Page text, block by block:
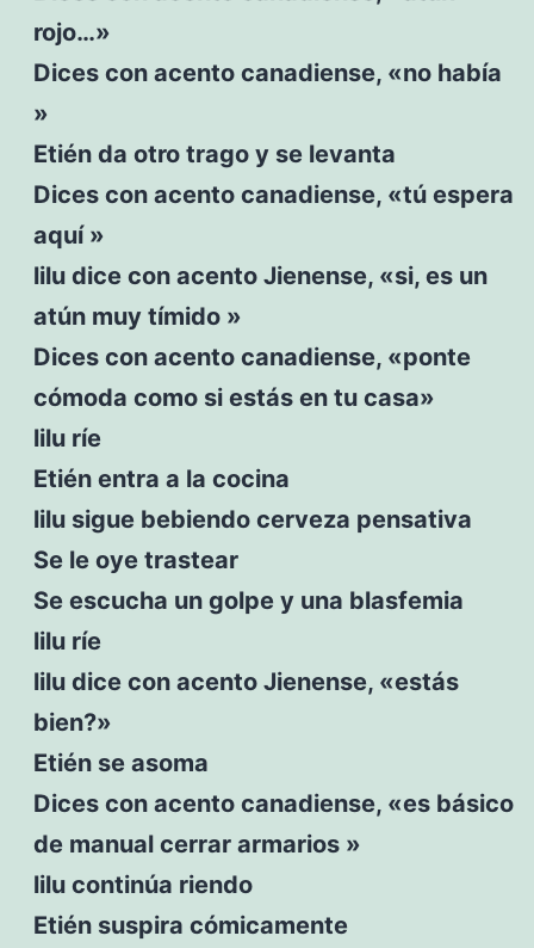
rojo…»
Dices con acento canadiense, «no había
»
Etién da otro trago y se levanta
Dices con acento canadiense, «tú espera
aquí »
lilu dice con acento Jienense, «si, es un
atún muy tímido »
Dices con acento canadiense, «ponte
cómoda como si estás en tu casa»
lilu ríe
Etién entra a la cocina
lilu sigue bebiendo cerveza pensativa
Se le oye trastear
Se escucha un golpe y una blasfemia
lilu ríe
lilu dice con acento Jienense, «estás
bien?»
Etién se asoma
Dices con acento canadiense, «es básico
de manual cerrar armarios »
lilu continúa riendo
Etién suspira cómicamente